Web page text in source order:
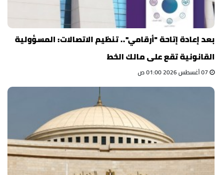
بعد إعادة إتاحة "أرقامي".. تنظيم الاتصالات: المسؤولية
القانونية تقع على مالك الخط